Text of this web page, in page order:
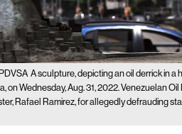
A sculpture, depicting an oil derrick in a
Wednesday, Aug. 31, 2022. Venezuelan
Rafael Ramirez, for allegedly defrauding